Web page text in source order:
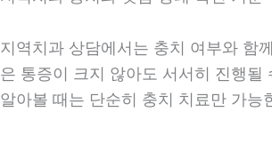
지역치과 상담에서는 충치 여부와 함
은 통증이 크지 않아도 서서히 진행
알아볼 때는 단순히 충치 치료만 가